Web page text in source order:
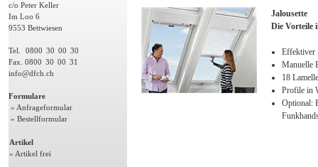
c/o Peter Keller
Im Loo 6
9553 Bettwiesen
Tel. 0800 30 00 30
Fax. 0800 30 00 31
info@dfch.ch
Formulare
» Anfrageformular
» Bestellformular
Artikel
» Artikel frei
Jalousette
Die Vorteile
Effektiver
Manuelle
18
Profile in
Optional: